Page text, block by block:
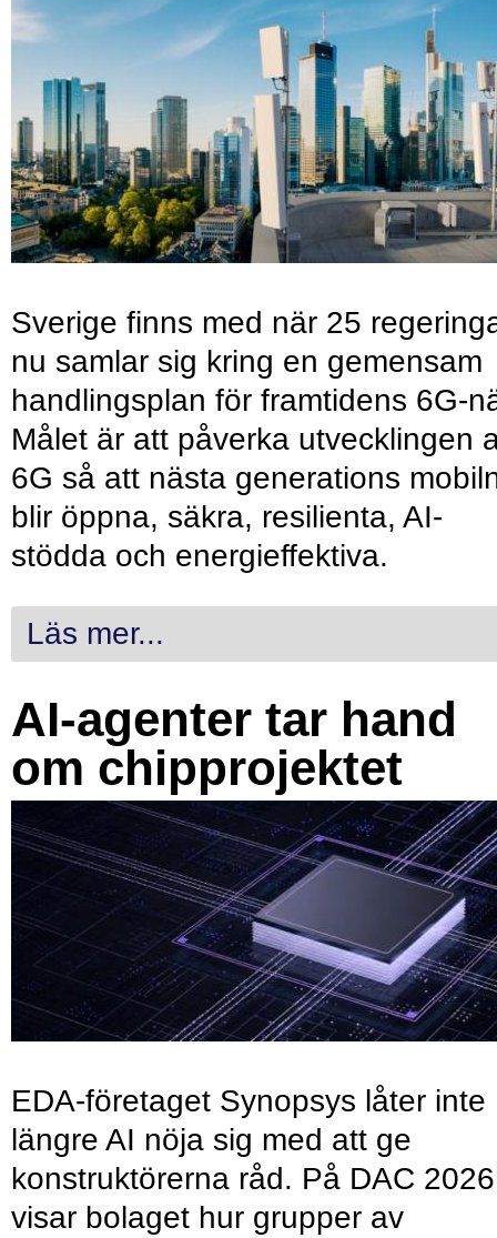
Sverige finns med när 25
nu samlar sig kring en gemensam
handlingsplan för framtidens 6G-
Målet är att påverka utvecklingen
6G så att nästa generations
blir öppna, säkra, resilienta, AI-
stödda och energieffektiva.
Läs mer...
AI-agenter tar hand
om chipprojektet
EDA-företaget Synopsys låter inte
längre AI nöja sig med att ge
konstruktörerna råd. På DAC 2026
visar bolaget hur grupper av